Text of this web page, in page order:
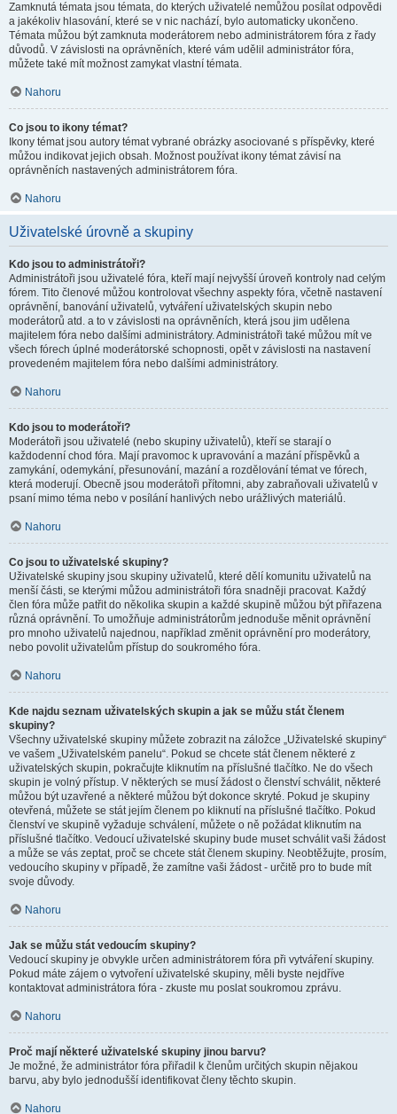
Zamknutá témata jsou témata, do kterých uživatelé nemůžou posílat odpovědi
a jakékoliv hlasování, které se v nic nachází, bylo automaticky ukončeno.
Témata můžou být zamknuta moderátorem nebo administrátorem fóra z řady
důvodů. V závislosti na oprávněních, které vám udělil administrátor fóra,
můžete také mít možnost zamykat vlastní témata.
Nahoru
Co jsou to ikony témat?
Ikony témat jsou autory témat vybrané obrázky asociované s příspěvky, které
můžou indikovat jejich obsah. Možnost používat ikony témat závisí na
oprávněních nastavených administrátorem fóra.
Nahoru
Uživatelské úrovně a skupiny
Kdo jsou to administrátoři?
Administrátoři jsou uživatelé fóra, kteří mají nejvyšší úroveň kontroly nad celým
fórem. Tito členové můžou kontrolovat všechny aspekty fóra, včetně nastavení
oprávnění, banování uživatelů, vytváření uživatelských skupin nebo
moderátorů atd. a to v závislosti na oprávněních, která jsou jim udělena
majitelem fóra nebo dalšími administrátory. Administrátoři také můžou mít ve
všech fórech úplné moderátorské schopnosti, opět v závislosti na nastavení
provedeném majitelem fóra nebo dalšími administrátory.
Nahoru
Kdo jsou to moderátoři?
Moderátoři jsou uživatelé (nebo skupiny uživatelů), kteří se starají o
každodenní chod fóra. Mají pravomoc k upravování a mazání příspěvků a
zamykání, odemykání, přesunování, mazání a rozdělování témat ve fórech,
která moderují. Obecně jsou moderátoři přítomni, aby zabraňovali uživatelů v
psaní mimo téma nebo v posílání hanlivých nebo urážlivých materiálů.
Nahoru
Co jsou to uživatelské skupiny?
Uživatelské skupiny jsou skupiny uživatelů, které dělí komunitu uživatelů na
menší části, se kterými můžou administrátoři fóra snadněji pracovat. Každý
člen fóra může patřit do několika skupin a každé skupině můžou být přiřazena
různá oprávnění. To umožňuje administrátorům jednoduše měnit oprávnění
pro mnoho uživatelů najednou, například změnit oprávnění pro moderátory,
nebo povolit uživatelům přístup do soukromého fóra.
Nahoru
Kde najdu seznam uživatelských skupin a jak se můžu stát členem
skupiny?
Všechny uživatelské skupiny můžete zobrazit na záložce „Uživatelské skupiny“
ve vašem „Uživatelském panelu“. Pokud se chcete stát členem některé z
uživatelských skupin, pokračujte kliknutím na příslušné tlačítko. Ne do všech
skupin je volný přístup. V některých se musí žádost o členství schválit, některé
můžou být uzavřené a některé můžou být dokonce skryté. Pokud je skupiny
otevřená, můžete se stát jejím členem po kliknutí na příslušné tlačítko. Pokud
členství ve skupině vyžaduje schválení, můžete o ně požádat kliknutím na
příslušné tlačítko. Vedoucí uživatelské skupiny bude muset schválit vaši žádost
a může se vás zeptat, proč se chcete stát členem skupiny. Neobtěžujte, prosím,
vedoucího skupiny v případě, že zamítne vaši žádost - určitě pro to bude mít
svoje důvody.
Nahoru
Jak se můžu stát vedoucím skupiny?
Vedoucí skupiny je obvykle určen administrátorem fóra při vytváření skupiny.
Pokud máte zájem o vytvoření uživatelské skupiny, měli byste nejdříve
kontaktovat administrátora fóra - zkuste mu poslat soukromou zprávu.
Nahoru
Proč mají některé uživatelské skupiny jinou barvu?
Je možné, že administrátor fóra přiřadil k členům určitých skupin nějakou
barvu, aby bylo jednodušší identifikovat členy těchto skupin.
Nahoru